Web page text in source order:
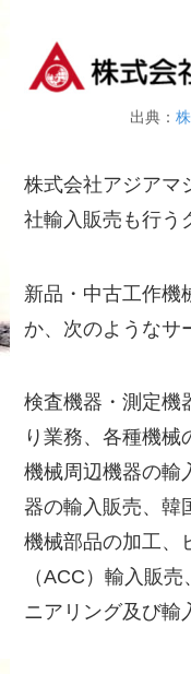
出典：
株式会社アジアマ
社輸入販売も行う
新品・中古工作機
か、次のようなサ
検査機器・測定機
り業務、各種機
機械周辺機器の輸
器の輸入販売、韓
機械部品の加工、
（ACC）輸入販
ニアリング及び輸